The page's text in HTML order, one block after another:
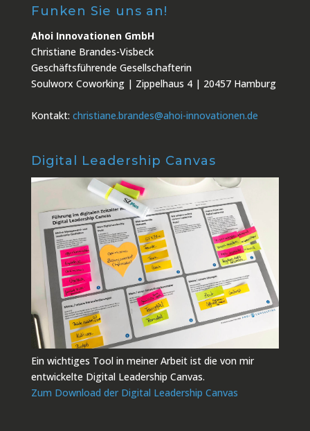
Funken Sie uns an!
Ahoi Innovationen GmbH
Christiane Brandes-Visbeck
Geschäftsführende Gesellschafterin
Soulworx Coworking | Zippelhaus 4 | 20457 Hamburg
Kontakt: christiane.brandes@ahoi-innovationen.de
Digital Leadership Canvas
Ein wichtiges Tool in meiner Arbeit ist die von mir
entwickelte Digital Leadership Canvas.
Zum Download der Digital Leadership Canvas